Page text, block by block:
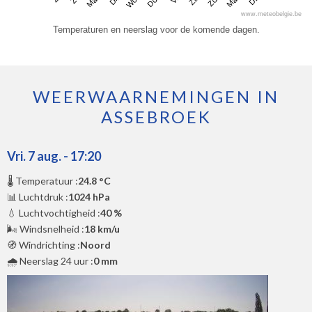
www.meteobelgie.be
Temperaturen en neerslag voor de komende dagen.
WEERWAARNEMINGEN IN
ASSEBROEK
Vri. 7 aug. - 17:20
🌡️ Temperatuur :24.8 °C
📊 Luchtdruk :1024 hPa
💧 Luchtvochtigheid :40 %
🌬️ Windsnelheid :18 km/u
🧭 Windrichting :Noord
🌧️ Neerslag 24 uur :0 mm